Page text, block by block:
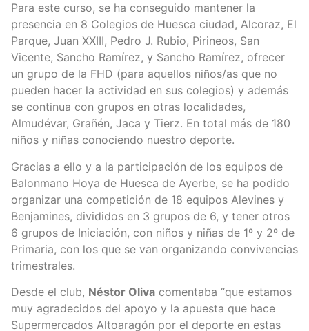
Para este curso, se ha conseguido mantener la
presencia en 8 Colegios de Huesca ciudad, Alcoraz, El
Parque, Juan XXIII, Pedro J. Rubio, Pirineos, San
Vicente, Sancho Ramírez, y Sancho Ramírez, ofrecer
un grupo de la FHD (para aquellos niños/as que no
pueden hacer la actividad en sus colegios) y además
se continua con grupos en otras localidades,
Almudévar, Grañén, Jaca y Tierz. En total más de 180
niños y niñas conociendo nuestro deporte.
Gracias a ello y a la participación de los equipos de
Balonmano Hoya de Huesca de Ayerbe, se ha podido
organizar una competición de 18 equipos Alevines y
Benjamines, divididos en 3 grupos de 6, y tener otros
6 grupos de Iniciación, con niños y niñas de 1º y 2º de
Primaria, con los que se van organizando convivencias
trimestrales.
Desde el club, Néstor Oliva comentaba “que estamos
muy agradecidos del apoyo y la apuesta que hace
Supermercados Altoaragón por el deporte en estas